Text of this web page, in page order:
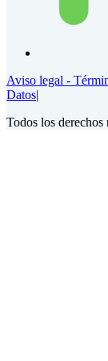
Aviso legal -
Datos|
Todos los derechos